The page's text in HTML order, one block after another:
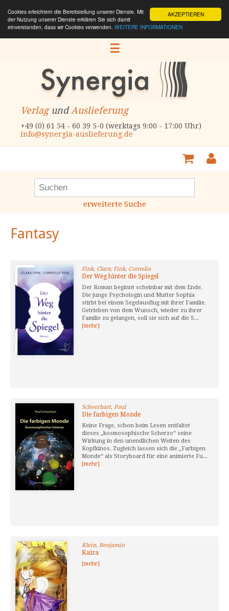
AKZEPTIEREN
Cookies erleichtern die Bereitstellung unserer Dienste. Mit
der Nutzung unserer Dienste erklären Sie sich damit
einverstanden, dass wir Cookies verwenden. WEITERE INFORMATIONEN
☰
VerlagundAuslieferung
+49 (0) 61 54 - 60 39 5-0 (werktags 9:00 - 17:00 Uhr)
info@synergia-auslieferung.de
erweiterte Suche
Fantasy
Fink, Clara; Fink, Cornelia
Der Weg hinter die Spiegel
Der Roman beginnt scheinbar mit dem Ende.
Die junge Psychologin und Mutter Sophia
stirbt bei einem Segelausflug mit ihrer Familie.
Getrieben von dem Wunsch, wieder zu ihrer
Familie zu gelangen, soll sie sich auf die S...
[mehr]
Scheerbart, Paul
Die farbigen Monde
Keine Frage, schon beim Lesen entfaltet
dieses „kosmosophische Scherzo“ seine
Wirkung in den unendlichen Weiten des
Kopfkinos. Zugleich lassen sich die „Farbigen
Monde“ als Storyboard für eine animierte Fu...
[mehr]
Klein, Benjamin
Kaira
[mehr]